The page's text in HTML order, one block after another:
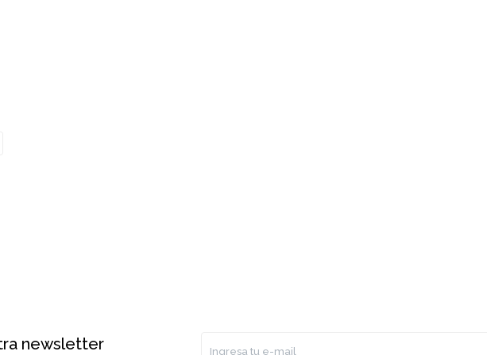
newsletter